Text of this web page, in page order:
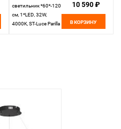
светильник *60*-120
см, 1*LED, 32W,
4000K, ST-Luce Parilla
10 590 ₽
В КОРЗИНУ